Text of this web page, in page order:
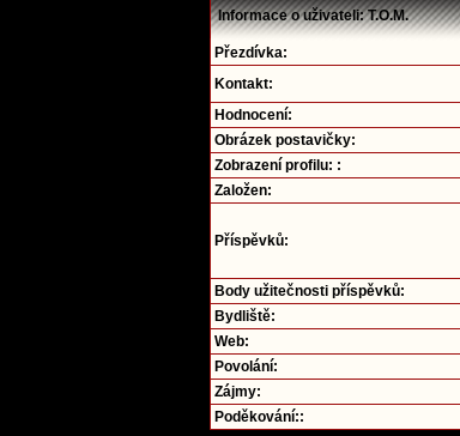
Informace o uživateli: T.O.M.
Přezdívka:
Kontakt:
Hodnocení:
Obrázek postavičky:
Zobrazení profilu: :
Založen:
Příspěvků:
Body užitečnosti příspěvků:
Bydliště:
Web:
Povolání:
Zájmy:
Poděkování::